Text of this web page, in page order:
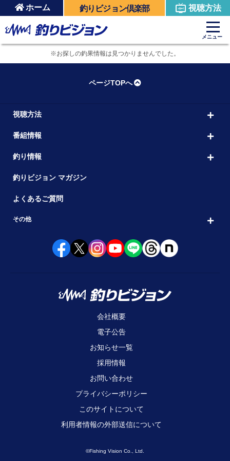
ホーム 釣りビジョン倶楽部 視聴方法
メニュー
※お探しの釣果情報は見つかりませんでした。
ページTOPへ
視聴方法
番組情報
釣り情報
釣りビジョン マガジン
よくあるご質問
その他
会社概要
電子公告
お知らせ一覧
採用情報
お問い合わせ
プライバシーポリシー
このサイトについて
利用者情報の外部送信について
©Fishing Vision Co., Ltd.